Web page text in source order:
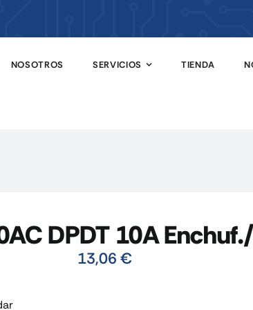
NOSOTROS SERVICIOS TIENDA
DPDT 10A
13,06 €